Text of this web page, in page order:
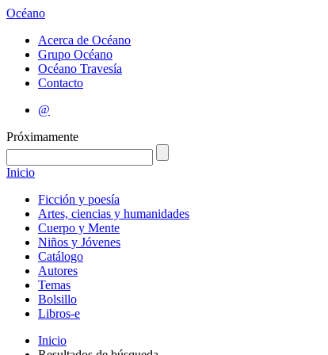
Océano
Acerca de Océano
Grupo Océano
Océano Travesía
Contacto
@
Próximamente
Inicio
Ficción y poesía
Artes, ciencias y humanidades
Cuerpo y Mente
Niños y Jóvenes
Catálogo
Autores
Temas
Bolsillo
Libros-e
Inicio